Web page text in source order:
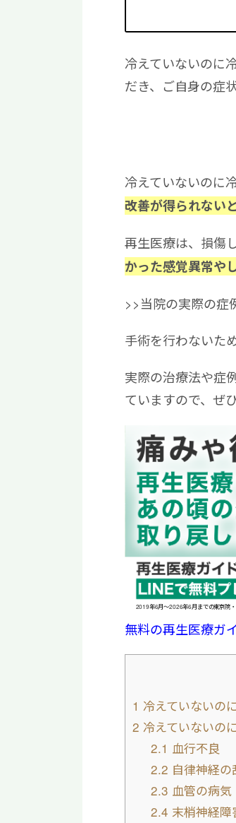
冷えていないのに
だき、ご自身の症
冷えていないのに
改善が得られない
再生医療は、損傷
かった感覚異常や
>>当院の実際の症
手術を行わないた
実際の治療法や症
ていますので、ぜ
2019年6月〜2026年6月までの東京院
無料の再生医療ガ
1 冷えていないの
2 冷えていないの
2.1 血行不良
2.2 自律神経の
2.3 血管の病気
2.4 末梢神経障